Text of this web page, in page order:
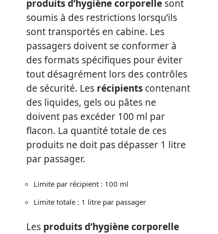
produits d’hygiène corporelle sont
soumis à des restrictions lorsqu’ils
sont transportés en cabine. Les
passagers doivent se conformer à
des formats spécifiques pour éviter
tout désagrément lors des contrôles
de sécurité. Les récipients contenant
des liquides, gels ou pâtes ne
doivent pas excéder 100 ml par
flacon. La quantité totale de ces
produits ne doit pas dépasser 1 litre
par passager.
Limite par récipient : 100 ml
Limite totale : 1 litre par passager
Les produits d’hygiène corporelle